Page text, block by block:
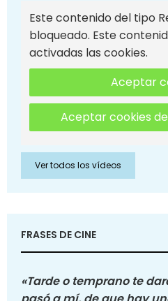
Este contenido del tipo
bloqueado. Este
activadas las cookies.
Aceptar
Aceptar cookies
Ver todos los vídeos
FRASES DE CINE
«Tarde o temprano te